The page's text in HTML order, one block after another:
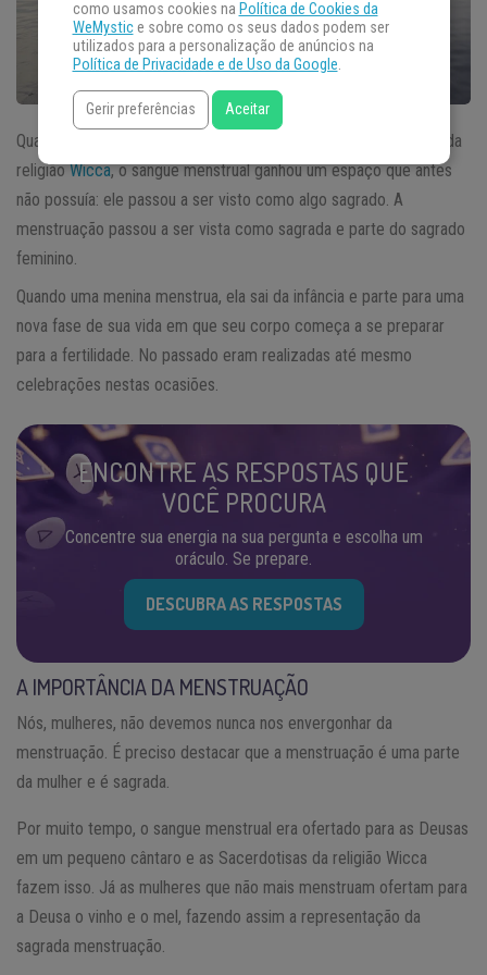
Quando a Bruxaria passou a se propagar, em especial por meio da
religiãoWicca, o sangue menstrual ganhou um espaço que antes
não possuía: ele passou a ser visto como algo sagrado. A
menstruação passou a ser vista como sagrada e parte do sagrado
feminino.
Quando uma menina menstrua, ela sai da infância e parte para uma
nova fase de sua vida em que seu corpo começa a se preparar
para a fertilidade. No passado eram realizadas até mesmo
celebrações nestas ocasiões.
ENCONTRE AS RESPOSTAS QUE
VOCÊ PROCURA
Concentre sua energia na sua pergunta e escolha um
oráculo. Se prepare.
DESCUBRA AS RESPOSTAS
A IMPORTÂNCIA DA MENSTRUAÇÃO
Nós, mulheres, não devemos nunca nos envergonhar da
menstruação. É preciso destacar que a menstruação é uma parte
da mulher e é sagrada.
Por muito tempo, o sangue menstrual era ofertado para as Deusas
em um pequeno cântaro e as Sacerdotisas da religião Wicca
fazem isso. Já as mulheres que não mais menstruam ofertam para
a Deusa o vinho e o mel, fazendo assim a representação da
sagrada menstruação.
como usamos cookies na Política de Cookies da
WeMystice sobre como os seus dados podem ser
utilizados para a personalização de anúncios na
Política de Privacidade e de Uso da Google.
Gerir preferências Aceitar